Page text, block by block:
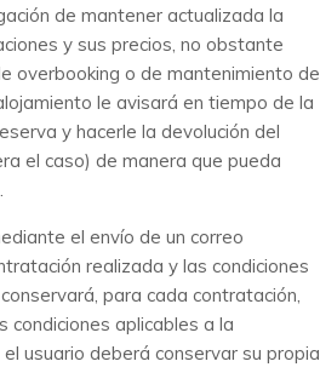
de mantener actualizada la
y sus precios, no obstante
overbooking o de mantenimiento de
le avisará en tiempo de la
y hacerle la devolución del
el caso) de manera que pueda
el envío de un correo
realizada y las condiciones
para cada contratación,
condiciones aplicables a la
usuario deberá conservar su propia